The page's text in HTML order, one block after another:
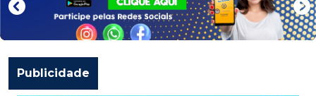
Publicidade